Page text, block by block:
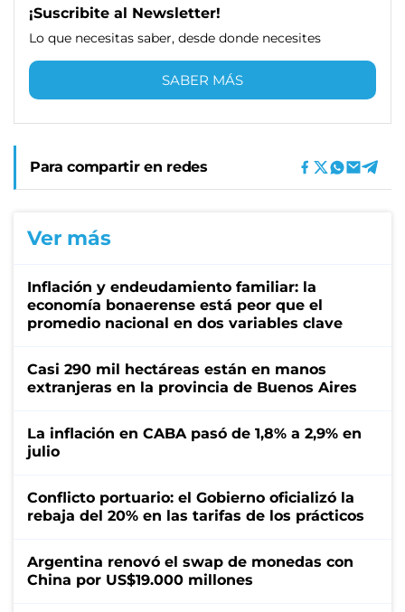
¡Suscribite al Newsletter!
Lo que necesitas saber, desde donde necesites
SABER MÁS
Para compartir en redes
Ver más
Inflación y endeudamiento familiar: la
economía bonaerense está peor que el
promedio nacional en dos variables clave
Casi 290 mil hectáreas están en manos
extranjeras en la provincia de Buenos Aires
La inflación en CABA pasó de 1,8% a 2,9% en
julio
Conflicto portuario: el Gobierno oficializó la
rebaja del 20% en las tarifas de los prácticos
Argentina renovó el swap de monedas con
China por US$19.000 millones